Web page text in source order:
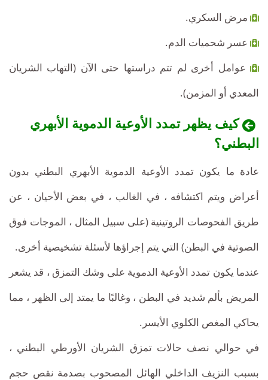
مرض السكري.
عسر شحميات الدم.
عوامل أخرى لم تتم دراستها حتى الآن (التهاب الشريان
المعدي أو المزمن).
كيف يظهر تمدد الأوعية الدموية الأبهري
البطني؟
عادة ما يكون تمدد الأوعية الدموية الأبهري البطني بدون
أعراض ويتم اكتشافه ، في الغالب ، في بعض الأحيان ، عن
طريق الفحوصات الروتينية (على سبيل المثال ، الموجات فوق
الصوتية في البطن) التي يتم إجراؤها لأسئلة تشخيصية أخرى.
عندما يكون تمدد الأوعية الدموية على وشك التمزق ، قد يشعر
المريض بألم شديد في البطن ، وغالبًا ما يمتد إلى الظهر ، مما
يحاكي المغص الكلوي الأيسر.
في حوالي نصف حالات تمزق الشريان الأورطي البطني ،
بسبب النزيف الداخلي الهائل المصحوب بصدمة نقص حجم